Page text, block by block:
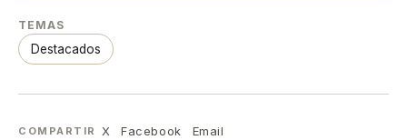
TEMAS
Destacados
COMPARTIR X Facebook Email